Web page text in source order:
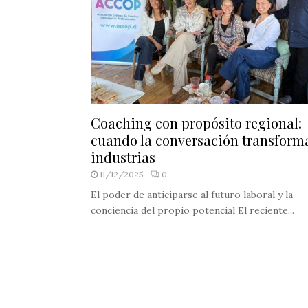
Coaching con propósito regional:
cuando la conversación
industrias
11/12/2025 0
El poder de anticiparse al futuro laboral y la
conciencia del propio potencial El reciente...